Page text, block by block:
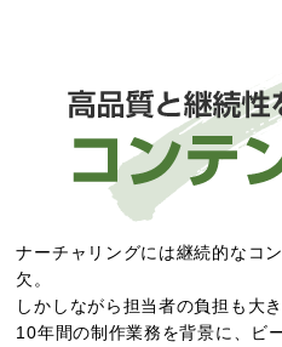
ナーチャリングには継続的なコ
欠。
しかしながら担当者の負担も大
10年間の制作業務を背景に、ビ